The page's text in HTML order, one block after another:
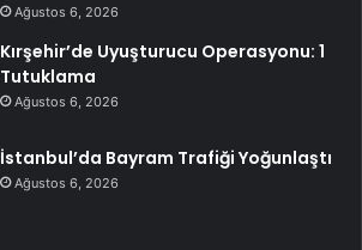
Ağustos 6, 2026
Kırşehir’de Uyuşturucu Operasyonu: 1
Tutuklama
Ağustos 6, 2026
İstanbul’da Bayram Trafiği Yoğunlaştı
Ağustos 6, 2026